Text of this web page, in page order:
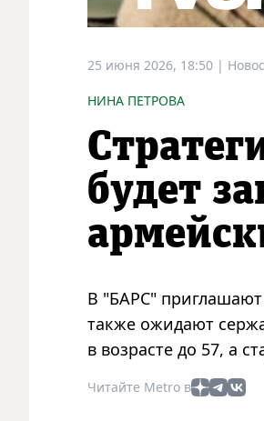
25 июня 2026, 18:50 |
НИНА ПЕТРОВА
будет
В "БАРС" приглашают
также ожидают
в возрасте до 57, а
Читайте Metro в